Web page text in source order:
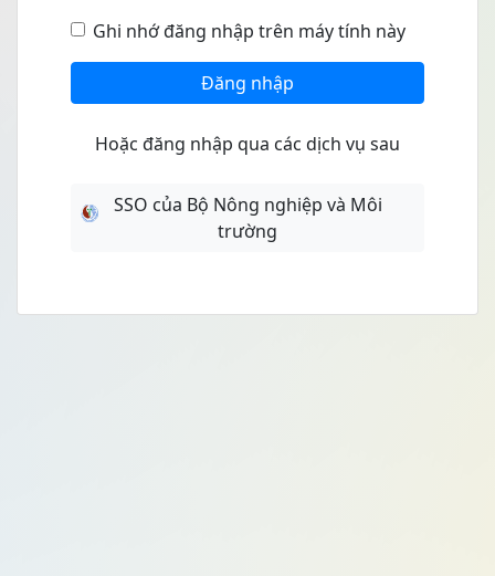
Ghi nhớ đăng nhập trên máy tính này
Đăng nhập
Hoặc đăng nhập qua các dịch vụ sau
SSO của Bộ Nông nghiệp và Môi
trường